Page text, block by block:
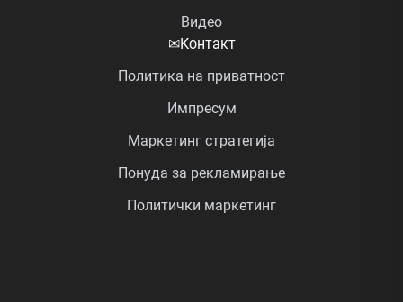
Видео
✉Контакт
Политика на приватност
Импресум
Маркетинг стратегија
Понуда за рекламирање
Политички маркетинг